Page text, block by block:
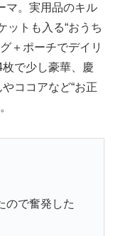
マ。実用品のキル
ットも入る“おうち
＋ポーチでデイリ
で少し豪華、慶
ココアなど“お正
ので奮発した